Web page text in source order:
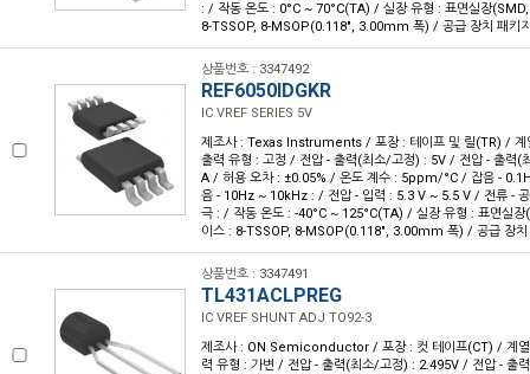
: / 작동 온도 : 0°C ~ 70°C(TA) / 실장 유형 : 표면실장
8-TSSOP, 8-MSOP(0.118", 3.00mm 폭) / 공급 장치 패키
상품번호 : 3347492
REF6050IDGKR
IC VREF SERIES 5V
제조사 : Texas Instruments / 포장 : 테이프 및 릴(TR) / 계
출력 유형 : 고정 / 전압 - 출력(최소/고정) : 5V / 전압 - 출력(
A / 허용 오차 : ±0.05% / 온도 계수 : 5ppm/°C / 잡음 -
음 - 10Hz ~ 10kHz : / 전압 - 입력 : 5.3 V ~ 5.5 V / 전류 -
극 : / 작동 온도 : -40°C ~ 125°C(TA) / 실장 유형 : 표면실
이스 : 8-TSSOP, 8-MSOP(0.118", 3.00mm 폭) / 공급 장치
상품번호 : 3347491
TL431ACLPREG
IC VREF SHUNT ADJ TO92-3
제조사 : ON Semiconductor / 포장 : 컷 테이프(CT) / 계
력 유형 : 가변 / 전압 - 출력(최소/고정) : 2.495V / 전압 - 출